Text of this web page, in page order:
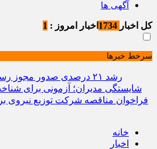
آگهی ها
کل اخبار اخبار امروز : 1
سرخط خبرها
رشد ۲۱ درصدی صدور مجوز رسانه‌ها در خراسان شمالی / فعالیت ۱۳ رسانه جدید در ۴ ماه نخست سال
شایستگی مدیران؛ آزمونی برای
فراخوان مناقصه شرکت توزیع نیروی
خانه
اخبار